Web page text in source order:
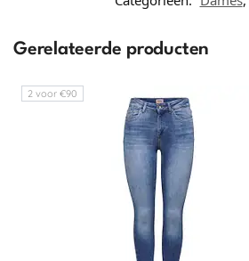
Gerelateerde producten
2 voor €90